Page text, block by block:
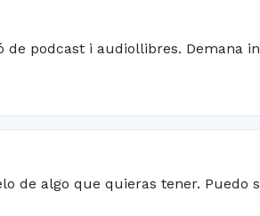
podcast i audiollibres. Demana
de algo que quieras tener. Puedo